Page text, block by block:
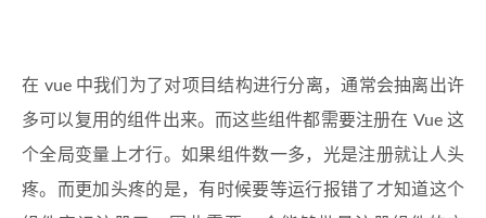
在 vue 中我们为了对项目结构进行分离，通常会抽离出许
多可以复用的组件出来。而这些组件都需要注册在 Vue 这
个全局变量上才行。如果组件数一多，光是注册就让人头
疼。而更加头疼的是，有时候要等运行报错了才知道这个